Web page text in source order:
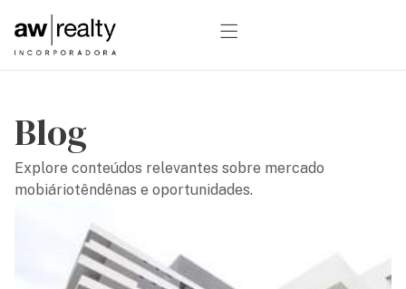
Blog
Explore conteúdos relevantes sobre mercado
mobiáriotêndênas e oportunidades.